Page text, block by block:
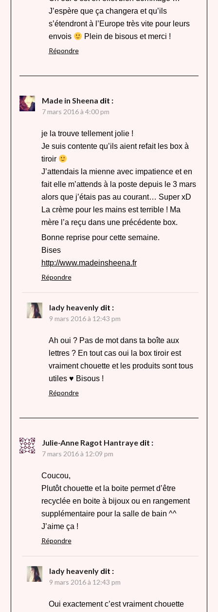
J’espère que ça changera et qu’ils
s’étendront à l’Europe très vite pour leurs
envois
Plein de bisous et merci !
Répondre
Made in Sheena dit :
7 mars 2016 à 4:00 pm
je la trouve tellement jolie !
Je suis contente qu’ils aient refait les box à
tiroir
J’attendais la mienne avec impatience et en
fait elle m’attends à la poste depuis le 3 mars
alors que j’étais pas au courant… Super xD
La crème pour les mains est terrible ! Ma
mère l’a reçu dans une précédente box.
Bonne reprise pour cette semaine.
Bises
http://www.madeinsheena.fr
Répondre
lady heavenly dit :
9 mars 2016 à 12:43 pm
Ah oui ? Pas de mot dans ta boîte aux
lettres ? En tout cas oui la box tiroir est
vraiment chouette et les produits sont tous
utiles ♥ Bisous !
Répondre
Julie-Anne Ragot Hantraye dit :
7 mars 2016 à 12:09 pm
Coucou,
Plutôt chouette et la boite permet d’être
recyclée en boite à bijoux ou en rangement
supplémentaire pour la salle de bain ^^
J’aime ça !
Répondre
lady heavenly dit :
9 mars 2016 à 12:43 pm
Oui exactement c’est vraiment chouette